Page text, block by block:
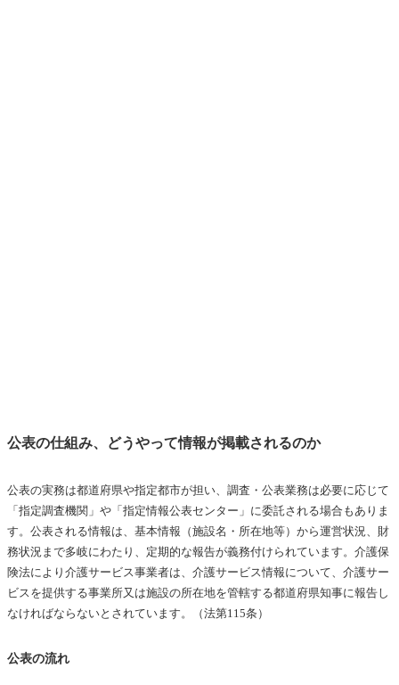
公表の仕組み、どうやって情報が掲載されるのか
公表の実務は都道府県や指定都市が担い、調査・公表業務は必要に応じて
「指定調査機関」や「指定情報公表センター」に委託される場合もありま
す。公表される情報は、基本情報（施設名・所在地等）から運営状況、財
務状況まで多岐にわたり、定期的な報告が義務付けられています。介護保
険法により介護サービス事業者は、介護サービス情報について、介護サー
ビスを提供する事業所又は施設の所在地を管轄する都道府県知事に報告し
なければならないとされています。（法第115条）
公表の流れ